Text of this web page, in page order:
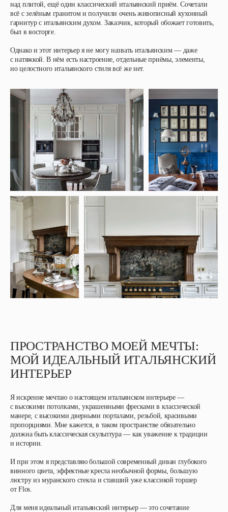
над плитой, ещё один классический итальянский приём. Сочетали
всё с зелёным гранитом и получили очень живописный кухонный
гарнитур с итальянским духом. Заказчик, который обожает готовить,
был в восторге.
Однако и этот интерьер я не могу назвать итальянским — даже
с натяжкой. В нём есть настроение, отдельные приёмы, элементы,
но целостного итальянского стиля всё же нет.
ПРОСТРАНСТВО МОЕЙ МЕЧТЫ:
МОЙ ИДЕАЛЬНЫЙ ИТАЛЬЯНСКИЙ
ИНТЕРЬЕР
Я искренне мечтаю о настоящем итальянском интерьере —
с высокими потолками, украшенными фресками в классической
манере, с высокими дверными порталами, резьбой, красивыми
пропорциями. Мне кажется, в таком пространстве обязательно
должна быть классическая скульптура — как уважение к традиции
и истории.
И при этом я представляю большой современный диван глубокого
винного цвета, эффектные кресла необычной формы, большую
люстру из муранского стекла и ставший уже классикой торшер
от Flos.
Для меня идеальный итальянский интерьер — это сочетание